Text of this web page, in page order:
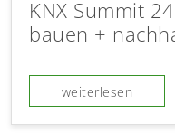
KNX Summit
bauen +
weiterlesen